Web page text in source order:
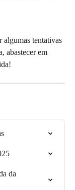
tentativas
abastecer em
da